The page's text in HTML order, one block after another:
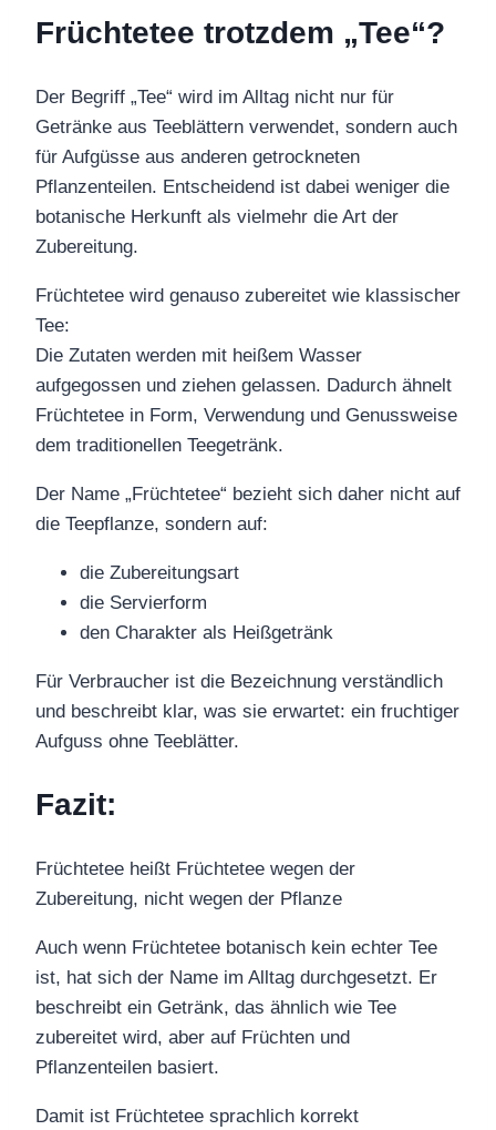
Früchtetee trotzdem „Tee“?
Der Begriff „Tee“ wird im Alltag nicht nur für
Getränke aus Teeblättern verwendet, sondern auch
für Aufgüsse aus anderen getrockneten
Pflanzenteilen. Entscheidend ist dabei weniger die
botanische Herkunft als vielmehr die Art der
Zubereitung.
Früchtetee wird genauso zubereitet wie klassischer
Tee:
Die Zutaten werden mit heißem Wasser
aufgegossen und ziehen gelassen. Dadurch ähnelt
Früchtetee in Form, Verwendung und Genussweise
dem traditionellen Teegetränk.
Der Name „Früchtetee“ bezieht sich daher nicht auf
die Teepflanze, sondern auf:
die Zubereitungsart
die Servierform
den Charakter als Heißgetränk
Für Verbraucher ist die Bezeichnung verständlich
und beschreibt klar, was sie erwartet: ein fruchtiger
Aufguss ohne Teeblätter.
Fazit:
Früchtetee heißt Früchtetee wegen der
Zubereitung, nicht wegen der Pflanze
Auch wenn Früchtetee botanisch kein echter Tee
ist, hat sich der Name im Alltag durchgesetzt. Er
beschreibt ein Getränk, das ähnlich wie Tee
zubereitet wird, aber auf Früchten und
Pflanzenteilen basiert.
Damit ist Früchtetee sprachlich korrekt